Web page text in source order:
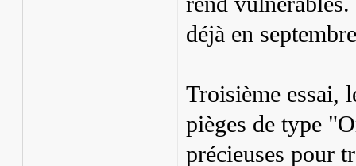
déjà en
Troisième essai,
pièges de type
précieuses pour